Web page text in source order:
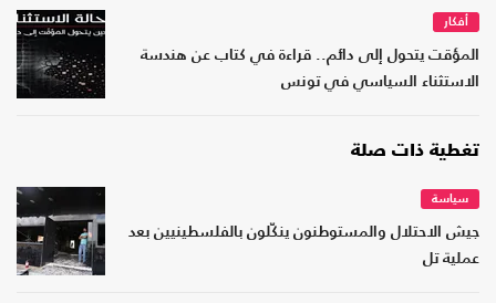
أفكار
المؤقت يتحول إلى دائم.. قراءة في كتاب عن هندسة
الاستثناء السياسي في تونس
تغطية ذات صلة
سياسة
جيش الاحتلال والمستوطنون ينكّلون بالفلسطينيين بعد
عملية تل